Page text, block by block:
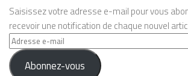
Saisissez votre adresse e-mail pour vous
recevoir une notification de chaque nouvel
Adresse
e-
mail Abonnez-vous